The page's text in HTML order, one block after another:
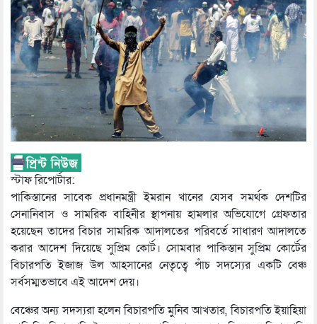
স্টাফ রিপোর্টার:
পাকিস্তানের সাবেক প্রধানমন্ত্রী ইমরান খানের যেসব সমর্থক দেশটির
সেনানিবাস ও সামরিক বাহিনীর স্থাপনায় হামলার অভিযোগে গ্রেফতার
হয়েছেন তাদের বিচার সামরিক আদালতের পরিবর্তে সাধারণ আদালতে
করার আদেশ দিয়েছে সুপ্রিম কোর্ট। সোমবার পাকিস্তান সুপ্রিম কোর্টের
বিচারপতি ইজাজ উল আহসানের নেতৃত্বে পাঁচ সদস্যের একটি বেঞ্চ
সর্বসম্মতভাবে এই আদেশ দেয়।
বেঞ্চের অন্য সদস্যরা হলেন বিচারপতি মুনিব আখতার, বিচারপতি ইয়াহিয়া